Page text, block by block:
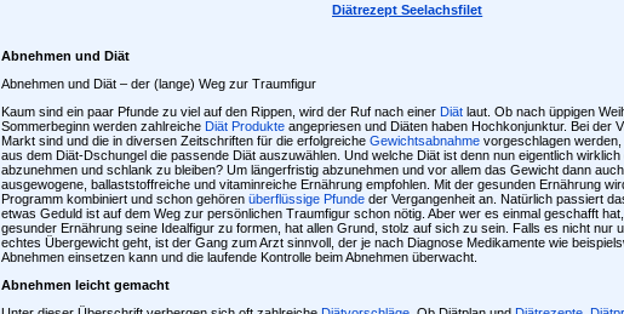
Diätrezept Seelachsfilet
Abnehmen und Diät
Abnehmen und Diät – der (lange) Weg zur Traumfigur
Kaum sind ein paar Pfunde zu viel auf den Rippen, wird der Ruf nach einer Diätlaut. Ob nach üppigen
Sommerbeginn werden zahlreiche Diät Produkteangepriesen und Diäten haben Hochkonjunktur. Bei der
Markt sind und die in diversen Zeitschriften für die erfolgreiche Gewichtsabnahmevorgeschlagen werden,
aus dem Diät-Dschungel die passende Diät auszuwählen. Und welche Diät ist denn nun eigentlich wirklich
abzunehmen und schlank zu bleiben? Um längerfristig abzunehmen und vor allem das Gewicht dann
ausgewogene, ballaststoffreiche und vitaminreiche Ernährung empfohlen. Mit der gesunden Ernährung
Programm kombiniert und schon gehören überflüssige Pfundeder Vergangenheit an. Natürlich passiert
etwas Geduld ist auf dem Weg zur persönlichen Traumfigur schon nötig. Aber wer es einmal geschafft
gesunder Ernährung seine Idealfigur zu formen, hat allen Grund, stolz auf sich zu sein. Falls es nicht nur
echtes Übergewicht geht, ist der Gang zum Arzt sinnvoll, der je nach Diagnose Medikamente wie
Abnehmen einsetzen kann und die laufende Kontrolle beim Abnehmen überwacht.
Abnehmen leicht gemacht